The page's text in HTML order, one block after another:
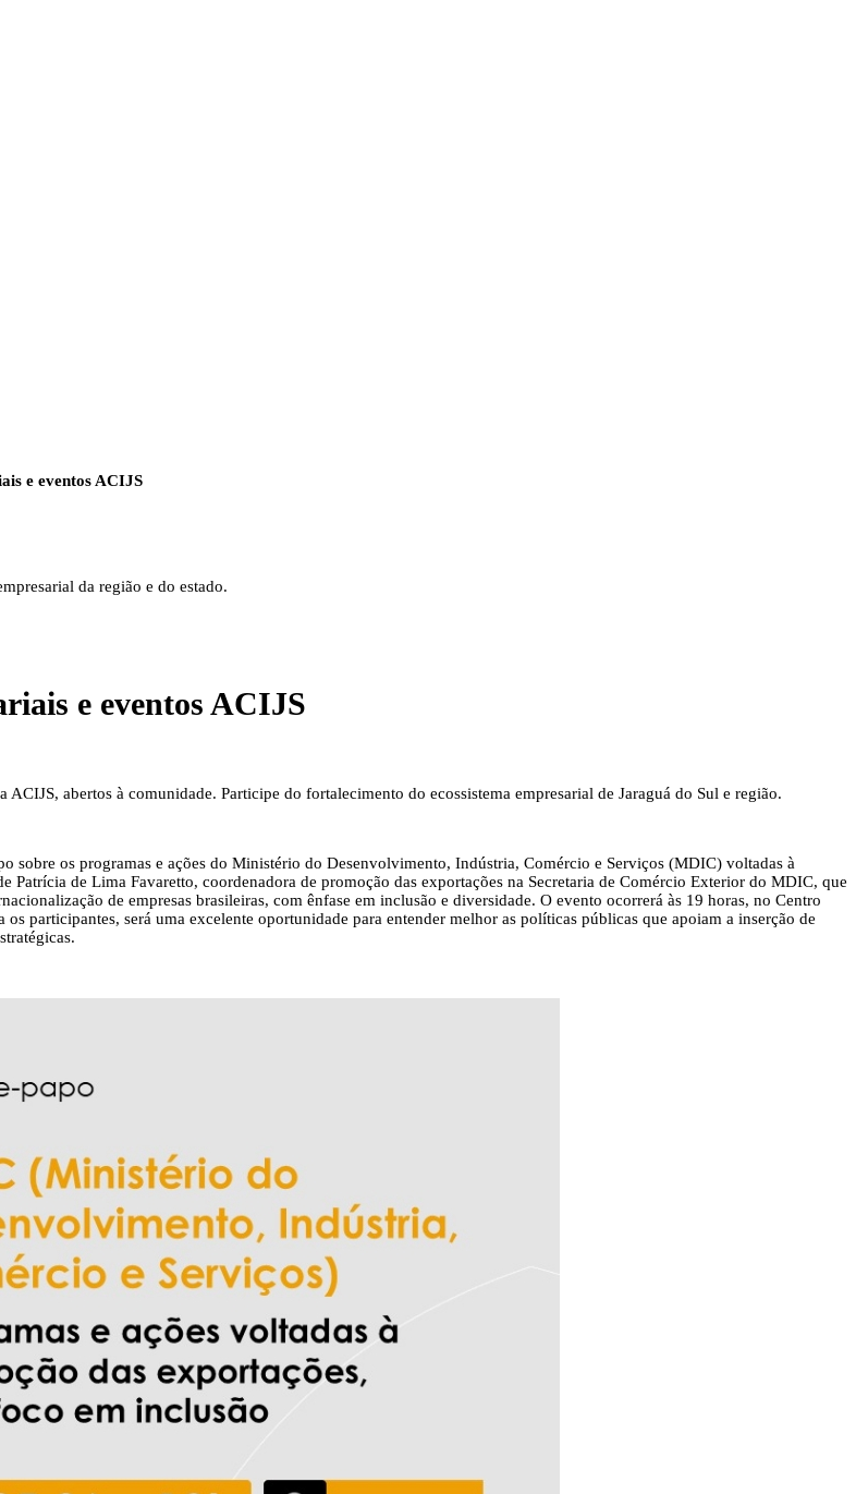
e eventos ACIJS
da região e do estado.
e eventos ACIJS
abertos à comunidade. Participe do fortalecimento do ecossistema empresarial de Jaraguá do Sul e região.
sobre os programas e ações do Ministério do Desenvolvimento, Indústria, Comércio e Serviços (MDIC) voltadas à
de Lima Favaretto, coordenadora de promoção das exportações na Secretaria de Comércio Exterior do MDIC, que
de empresas brasileiras, com ênfase em inclusão e diversidade. O evento ocorrerá às 19 horas, no Centro
participantes, será uma excelente oportunidade para entender melhor as políticas públicas que apoiam a inserção de